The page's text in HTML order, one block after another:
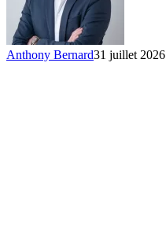
Anthony Bernard31 juillet 2026